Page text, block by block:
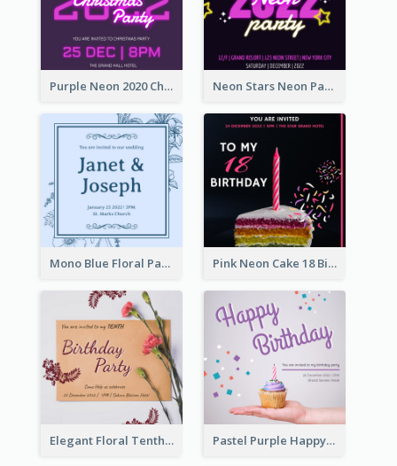
Purple Neon 2020 Christmas Party Invitation Neon Stars Neon Party 2020 Invitation
Mono Blue Floral Pattern Wedding Invitation Pink Neon Cake 18 Birthday Invitation
Elegant Floral Tenth Birthday Party Invitation Pastel Purple Happy Birthday Party Invitation